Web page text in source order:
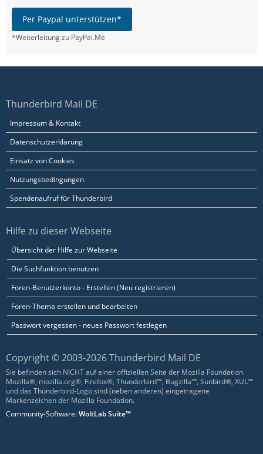
Per Paypal unterstützen*
*Weiterleitung zu PayPal.Me
Thunderbird Mail DE
Impressum & Kontakt
Datenschutzerklärung
Einsatz von Cookies
Nutzungsbedingungen
Spendenaufruf für Thunderbird
Hilfe zu dieser Webseite
Übersicht der Hilfe zur Webseite
Die Suchfunktion benutzen
Foren-Benutzerkonto - Erstellen (Neu registrieren)
Foren-Thema erstellen und bearbeiten
Passwort vergessen - neues Passwort festlegen
Copyright © 2003-2026 Thunderbird Mail DE
Sie befinden sich NICHT auf einer offiziellen Seite der Mozilla Foundation.
Mozilla®, mozilla.org®, Firefox®, Thunderbird™, Bugzilla™, Sunbird®, XUL™
und das Thunderbird-Logo sind (neben anderen) eingetragene
Markenzeichen der Mozilla Foundation.
Community-Software:WoltLab Suite™